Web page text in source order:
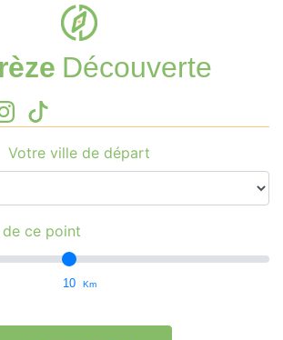
Découverte
Votre ville de départ
ce point
10 Km